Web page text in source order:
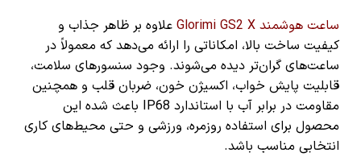
ساعت هوشمند Glorimi GS2 X
علاوه بر ظاهر جذاب و
کیفیت ساخت بالا، امکاناتی را ارائه می‌دهد که معمولاً در
ساعت‌های گران‌تر دیده می‌شوند. وجود سنسورهای سلامت،
قابلیت پایش خواب، اکسیژن خون، ضربان قلب و همچنین
مقاومت در برابر آب با استاندارد IP68 باعث شده این
محصول برای استفاده روزمره، ورزشی و حتی محیط‌های کاری
انتخابی مناسب باشد.